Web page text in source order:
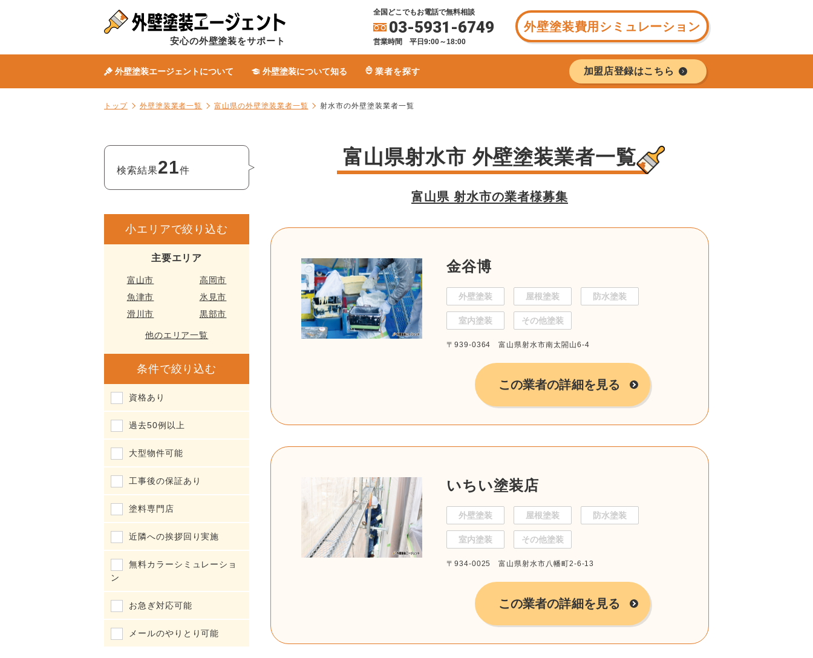
安心の外壁塗装をサポート
全国どこでもお電話で無料相談
03-5931-6749
営業時間 平日9:00～18:00
外壁塗装費用シミュレーション
外壁塗装エージェントについて 外壁塗装について知る 業者を探す 加盟店登録はこちら
トップ 外壁塗装業者一覧 富山県の外壁塗装業者一覧 射水市の外壁塗装業者一覧
検索結果21件
小エリアで絞り込む
主要エリア
富山市
高岡市
魚津市
氷見市
滑川市
黒部市
他のエリア一覧
条件で絞り込む
資格あり
過去50例以上
大型物件可能
工事後の保証あり
塗料専門店
近隣への挨拶回り実施
無料カラーシミュレーショ
ン
お急ぎ対応可能
メールのやりとり可能
富山県射水市 外壁塗装業者一覧
富山県 射水市の業者様募集
金谷博
外壁塗装 屋根塗装 防水塗装
室内塗装 その他塗装
〒939-0364 富山県射水市南太閤山6-4
この業者の詳細を見る
いちい塗装店
外壁塗装 屋根塗装 防水塗装
室内塗装 その他塗装
〒934-0025 富山県射水市八幡町2-6-13
この業者の詳細を見る